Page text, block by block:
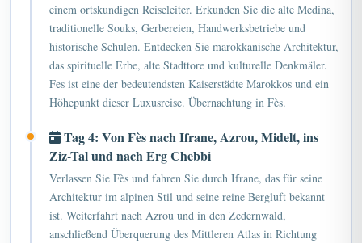
einem ortskundigen Reiseleiter. Erkunden Sie die alte Medina,
traditionelle Souks, Gerbereien, Handwerksbetriebe und
historische Schulen. Entdecken Sie marokkanische Architektur,
das spirituelle Erbe, alte Stadttore und kulturelle Denkmäler.
Fes ist eine der bedeutendsten Kaiserstädte Marokkos und ein
Höhepunkt dieser Luxusreise. Übernachtung in Fès.
Tag 4: Von Fès nach Ifrane, Azrou, Midelt, ins
Ziz-Tal und nach Erg Chebbi
Verlassen Sie Fès und fahren Sie durch Ifrane, das für seine
Architektur im alpinen Stil und seine reine Bergluft bekannt
ist. Weiterfahrt nach Azrou und in den Zedernwald,
anschließend Überquerung des Mittleren Atlas in Richtung